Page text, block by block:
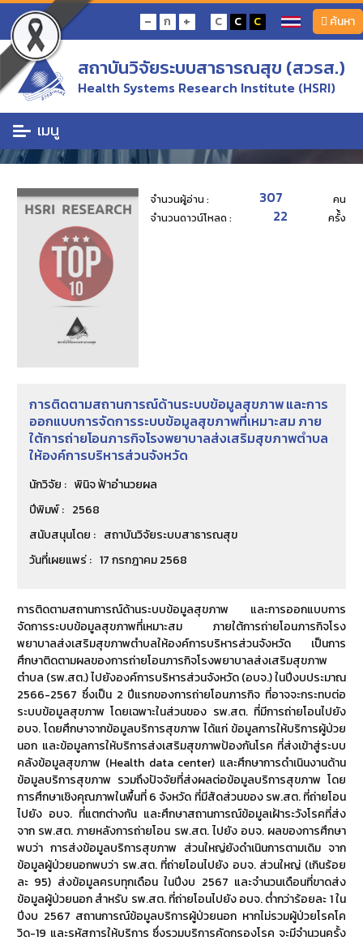
- ก + C C C ค้นหา
สถาบันวิจัยระบบสาธารณสุข (สวรส.)
Health Systems Research Institute (HSRI)
เมนู
หน้าแรก
งานวิจัย TOP 10
การติดตามสถานการณ์ด้านระบบข้อมูลสุขภาพ และการออกแบบการจัดการระบบข้อมูล
สุขภาพที่เหมาะสม ภายใต้การถ่ายโอนภารกิจโรงพยาบาลส่งเสริมสุขภาพตำบลให้
องค์การบริหารส่วนจังหวัด
งานวิจัย TOP 10
รวมรวมแสดงข่าวสารประชาสัมพันธ์ของสถานับที่น่าสนใจ
จำนวนผู้อ่าน : 307
คน
จำนวนดาวน์โหลด :
22 ครั้้ง
การติดตามสถานการณ์ด้านระบบข้อมูลสุขภาพ และการ
ออกแบบการจัดการระบบข้อมูลสุขภาพที่เหมาะสม ภาย
ใต้การถ่ายโอนภารกิจโรงพยาบาลส่งเสริมสุขภาพตำบล
ให้องค์การบริหารส่วนจังหวัด
นักวิจัย : พินิจ ฟ้าอำนวยผล
ปีพิมพ์ : 2568
สนับสนุนโดย : สถาบันวิจัยระบบสาธารณสุข
วันที่เผยแพร่ : 17 กรกฎาคม 2568
การติดตามสถานการณ์ด้านระบบข้อมูลสุขภาพ และการออกแบบการ
จัดการระบบข้อมูลสุขภาพที่เหมาะสม ภายใต้การถ่ายโอนภารกิจโรง
พยาบาลส่งเสริมสุขภาพตำบลให้องค์การบริหารส่วนจังหวัด เป็นการ
ศึกษาติดตามผลของการถ่ายโอนภารกิจโรงพยาบาลส่งเสริมสุขภาพ
ตำบล (รพ.สต.) ไปยังองค์การบริหารส่วนจังหวัด (อบจ.) ในปีงบประมาณ
2566-2567 ซึ่งเป็น 2 ปีแรกของการถ่ายโอนภารกิจ ที่อาจจะกระทบต่อ
ระบบข้อมูลสุขภาพ โดยเฉพาะในส่วนของ รพ.สต. ที่มีการถ่ายโอนไปยัง
อบจ. โดยศึกษาจากข้อมูลบริการสุขภาพ ได้แก่ ข้อมูลการให้บริการผู้ป่วย
นอก และข้อมูลการให้บริการส่งเสริมสุขภาพป้องกันโรค ที่ส่งเข้าสู่ระบบ
คลังข้อมูลสุขภาพ (Health data center) และศึกษาการดำเนินงานด้าน
ข้อมูลบริการสุขภาพ รวมถึงปัจจัยที่ส่งผลต่อข้อมูลบริการสุขภาพ โดย
การศึกษาเชิงคุณภาพในพื้นที่ 6 จังหวัด ที่มีสัดส่วนของ รพ.สต. ที่ถ่ายโอน
ไปยัง อบจ. ที่แตกต่างกัน และศึกษาสถานการณ์ข้อมูลเฝ้าระวังโรคที่ส่ง
จาก รพ.สต. ภายหลังการถ่ายโอน รพ.สต. ไปยัง อบจ. ผลของการศึกษา
พบว่า การส่งข้อมูลบริการสุขภาพ ส่วนใหญ่ยังดำเนินการตามเดิม จาก
ข้อมูลผู้ป่วยนอกพบว่า รพ.สต. ที่ถ่ายโอนไปยัง อบจ. ส่วนใหญ่ (เกินร้อย
ละ 95) ส่งข้อมูลครบทุกเดือน ในปีงบ 2567 และจำนวนเดือนที่ขาดส่ง
ข้อมูลผู้ป่วยนอก สำหรับ รพ.สต. ที่ถ่ายโอนไปยัง อบจ. ต่ำกว่าร้อยละ 1 ใน
ปีงบ 2567 สถานการณ์ข้อมูลบริการผู้ป่วยนอก หากไม่รวมผู้ป่วยโรคโค
วิด-19 และรหัสการให้บริการ ซึ่งรวมบริการคัดกรองโรค จะมีจำนวนครั้ง